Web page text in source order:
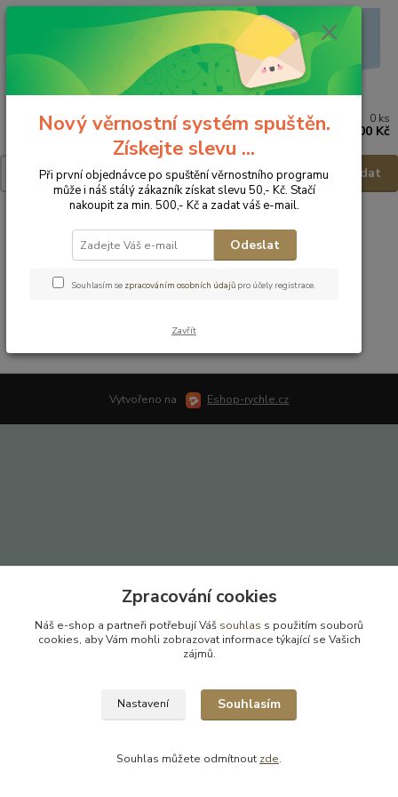
Menu
Hledat
0 ks
0,00 Kč
Fusaky
V této kategorii nebylo nalezeno žádné zboží.
Vytvořeno na Eshop-rychle.cz
Nový věrnostní systém spuštěn.
Získejte slevu ...
Při první objednávce po spuštění věrnostního programu
může i náš stálý zákazník získat slevu 50,- Kč. Stačí
nakoupit za min. 500,- Kč a zadat váš e-mail.
Odeslat
Souhlasím se zpracováním osobních údajů pro účely registrace.
Zavřít
Zpracování cookies
Náš e-shop a partneři potřebují Váš souhlas s použitím souborů
cookies, aby Vám mohli zobrazovat informace týkající se Vašich
zájmů.
Nastavení Souhlasím
Souhlas můžete odmítnout zde.